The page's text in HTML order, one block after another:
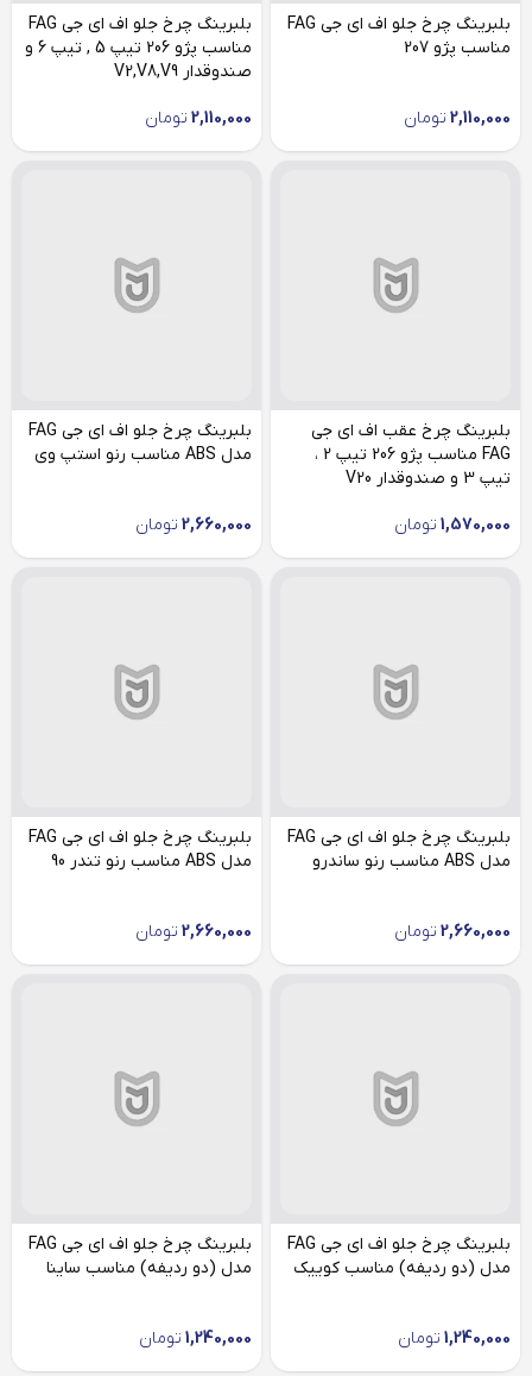
بلبرینگ چرخ جلو اف ای جی FAG
مناسب پژو 207
2,110,000 تومان
بلبرینگ چرخ جلو اف ای جی FAG
مناسب پژو 206 تیپ 5 , تیپ 6 و
صندوقدار V2,V8,V9
2,110,000 تومان
بلبرینگ چرخ عقب اف ای جی
FAG مناسب پژو 206 تیپ 2 ،
تیپ 3 و صندوقدار V20
1,570,000 تومان
بلبرینگ چرخ جلو اف ای جی FAG
مدل ABS مناسب رنو استپ وی
2,660,000 تومان
بلبرینگ چرخ جلو اف ای جی FAG
مدل ABS مناسب رنو ساندرو
2,660,000 تومان
بلبرینگ چرخ جلو اف ای جی FAG
مدل ABS مناسب رنو تندر 90
2,660,000 تومان
بلبرینگ چرخ جلو اف ای جی FAG
مدل (دو ردیفه) مناسب کوییک
1,240,000 تومان
بلبرینگ چرخ جلو اف ای جی FAG
مدل (دو ردیفه) مناسب ساینا
1,240,000 تومان